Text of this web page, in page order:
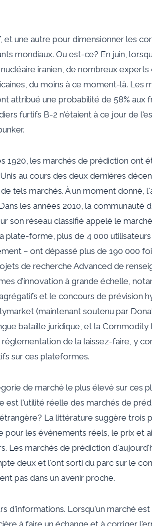
une autre pour dimensionner les
mondiaux. Ou est-ce? En juin,
iranien, de nombreux
du moins à ce moment-là. Les
attribué une probabilité de 58% aux
furtifs B-2 n'étaient à ce jour de
1920, les marchés de prédiction ont
au cours des deux dernières
tels marchés. À un moment donné,
les années 2010, la communauté
son réseau classifié appelé le
plate-forme, plus de 4 000
– ont dépassé plus de 190 000
de recherche Advanced de
d'innovation à grande échelle,
et le concours de prévision
(maintenant soutenu par
bataille juridique, et la Commodity
de la laissez-faire, y
sur ces plateformes.
de marché le plus élevé sur ces
est l'utilité réelle des marchés de
La littérature suggère trois
les événements réels, le prix et
Les marchés de prédiction
deux et l'ont sorti du parc sur le
pas dans un avenir proche.
d'informations. Lorsqu'un marché est
à faire un échange et à corriger